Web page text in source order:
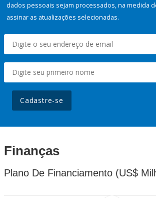
dados pessoais sejam processados, na medida
assinar as atualizações selecionadas.
Cadastre-se
Finanças
Plano De Financiamento (US$